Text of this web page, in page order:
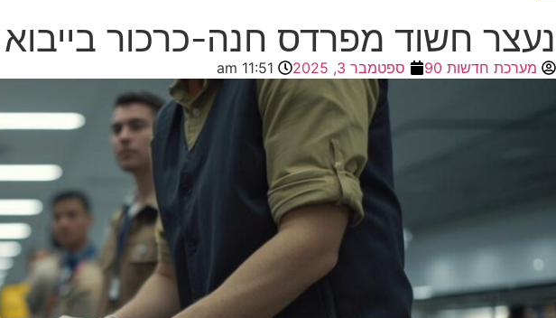
נעצר חשוד מפרדס חנה-כרכור
מערכת חדשות 90 ספטמבר 3, 2025 11:51 am